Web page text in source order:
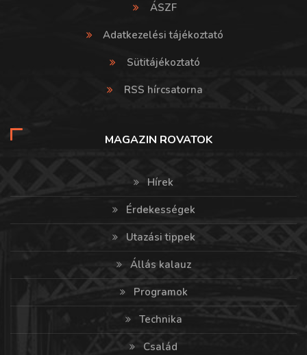
ÁSZF
Adatkezelési tájékoztató
Sütitájékoztató
RSS hírcsatorna
MAGAZIN ROVATOK
Hírek
Érdekességek
Utazási tippek
Állás kalauz
Programok
Technika
Család